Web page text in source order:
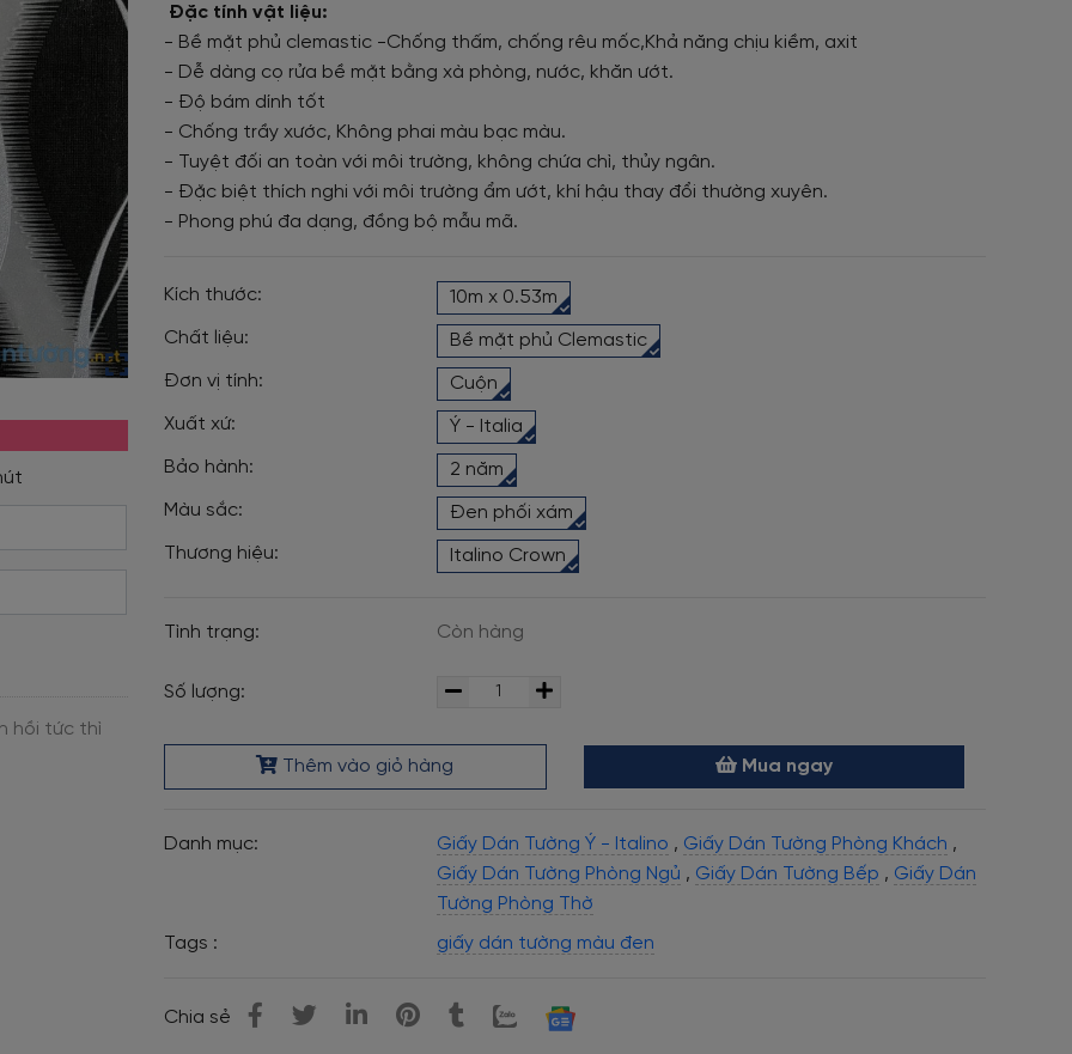
Đặc tính vật liệu:
- Bề mặt phủ clemastic -Chống thấm, chống rêu mốc,Khả năng chịu kiềm, axit
- Dễ dàng cọ rửa bề mặt bằng xà phòng, nước, khăn ướt.
- Độ bám dính tốt
- Chống trầy xước, Không phai màu bạc màu.
- Tuyệt đối an toàn với môi trường, không chứa chì, thủy ngân.
- Đặc biệt thích nghi với môi trường ẩm ướt, khí hậu thay đổi thường xuyên.
- Phong phú đa dạng, đồng bộ mẫu mã.
Kích thước:
10m x 0.53m
Chất liệu:
Bề mặt phủ Clemastic
Đơn vị tính:
Cuộn
Xuất xứ:
Ý - Italia
Bảo hành:
2 năm
Màu sắc:
Đen phối xám
Thương hiệu:
Italino Crown
Tình trạng: Còn hàng
Số lượng:
Thêm vào giỏ hàng Mua ngay
Danh mục: Giấy Dán Tường Ý - Italino , Giấy Dán Tường Phòng Khách ,
Giấy Dán Tường Phòng Ngủ , Giấy Dán Tường Bếp , Giấy Dán
Tường Phòng Thờ
Tags :
giấy dán tường màu đen
Chia sẻ